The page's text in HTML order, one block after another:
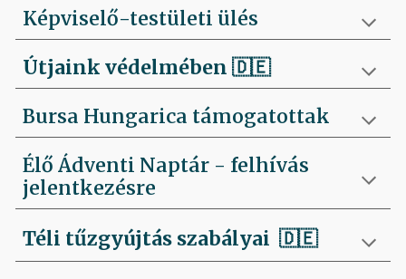
Képviselő-testületi ülés
Útjaink védelmében🇩🇪
Bursa Hungarica támogatottak
Élő Ádventi Naptár - felhívás
jelentkezésre
Téli tűzgyújtás szabályai 🇩🇪